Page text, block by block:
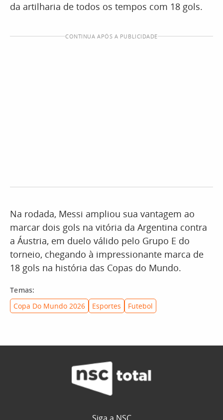
da artilharia de todos os tempos com 18 gols.
CONTINUA APÓS A PUBLICIDADE
Na rodada, Messi ampliou sua vantagem ao
marcar dois gols na vitória da Argentina contra
a Áustria, em duelo válido pelo Grupo E do
torneio, chegando à impressionante marca de
18 gols na história das Copas do Mundo.
Temas:
Copa Do Mundo 2026
Esportes Futebol